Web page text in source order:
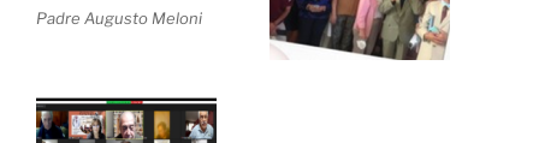
Padre Augusto Meloni